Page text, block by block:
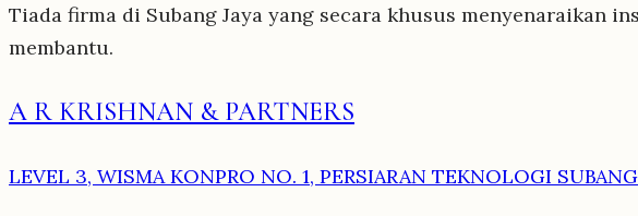
Tiada firma di Subang Jaya yang secara khusus menyenaraikan
membantu.
A R KRISHNAN & PARTNERS
LEVEL 3, WISMA KONPRO NO. 1, PERSIARAN TEKNOLOGI